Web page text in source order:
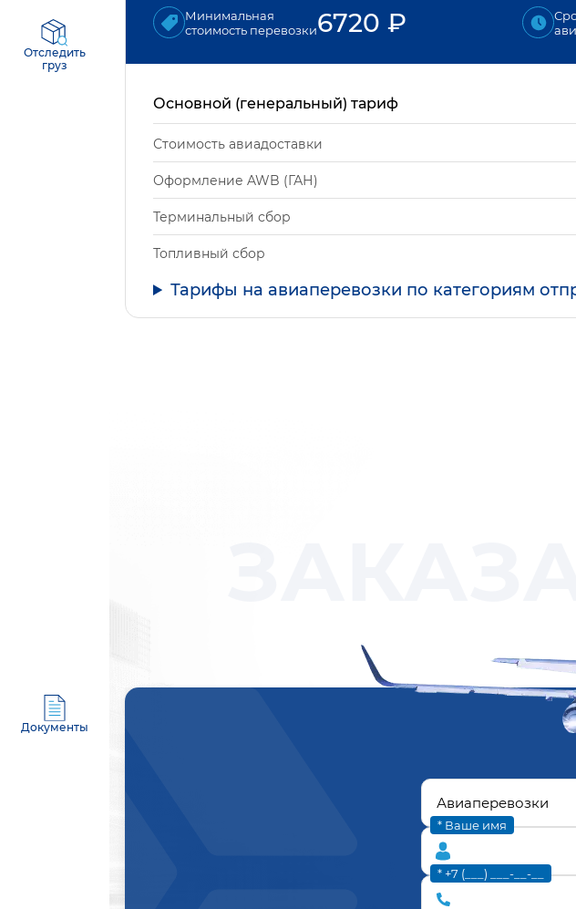
Отследить
груз
Документы
Минимальная
стоимость перевозки6720 ₽
Основной (генеральный) тариф
Стоимость авиадоставки
Оформление AWB (ГАН)
Терминальный сбор
Топливный сбор
Тарифы на авиаперевозки по категориям
* Ваше имя
* +7 (___) ___-__-__